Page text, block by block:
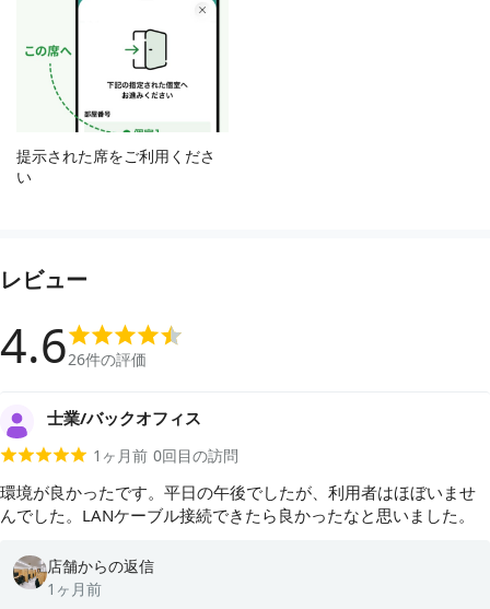
提示された席をご利用くださ
い
レビュー
4.626件の評価
士業/バックオフィス
1ヶ月前 0回目の訪問
環境が良かったです。平日の午後でしたが、利用者はほぼいませ
んでした。LANケーブル接続できたら良かったなと思いました。
店舗からの返信
1ヶ月前